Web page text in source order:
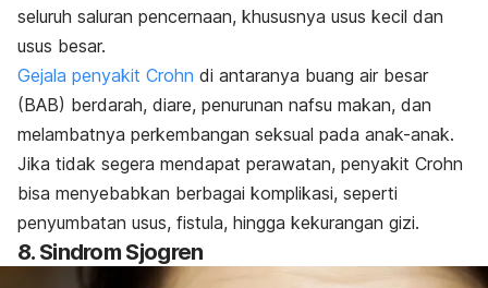
seluruh saluran pencernaan, khususnya usus kecil dan
usus besar.
Gejala penyakit Crohn di antaranya buang air besar
(BAB) berdarah, diare, penurunan nafsu makan, dan
melambatnya perkembangan seksual pada anak-anak.
Jika tidak segera mendapat perawatan, penyakit Crohn
bisa menyebabkan berbagai komplikasi, seperti
penyumbatan usus, fistula, hingga kekurangan gizi.
8. Sindrom Sjogren